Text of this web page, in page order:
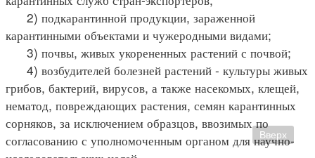
2) подкарантинной продукции, зараженной
карантинными объектами и чужеродными видами;
3) почвы, живых укорененных растений с почвой;
4) возбудителей болезней растений - культуры живых
грибов, бактерий, вирусов, а также насекомых, клещей,
нематод, повреждающих растения, семян карантинных
сорняков, за исключением образцов, ввозимых по
согласованию с уполномоченным органом для научно-
Вверх